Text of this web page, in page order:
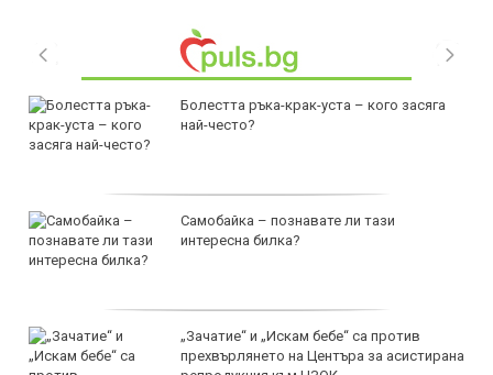
Болестта ръка-крак-уста – кого засяга
най-често?
Самобайка – познавате ли тази
интересна билка?
„Зачатие“ и „Искам бебе“ са против
прехвърлянето на Центъра за асистирана